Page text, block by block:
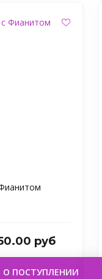
руб
ПОСТУПЛЕНИИ